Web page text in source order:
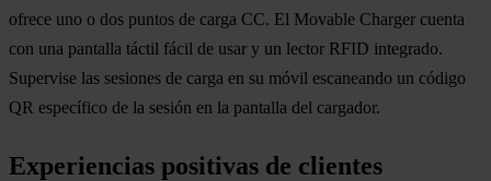
ofrece uno o dos puntos de carga CC. El Movable Charger cuenta
con una pantalla táctil fácil de usar y un lector RFID integrado.
Supervise las sesiones de carga en su móvil escaneando un código
QR específico de la sesión en la pantalla del cargador.
Experiencias positivas de clientes